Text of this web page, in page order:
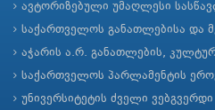
ავტორიზებული უმაღლესი
საქართველოს განათლებისა და
აჭარის ა.რ. განათლების,
საქართველოს პარლამენტის
უნივერსიტეტის ძველი ვებგვერდი